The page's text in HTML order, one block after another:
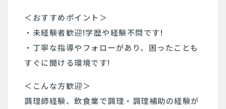
＜おすすめポイント＞
・未経験者歓迎!学歴や経験不問です!
・丁寧な指導やフォローがあり、困ったことも
すぐに聞ける環境です!
＜こんな方歓迎＞
調理師経験、飲食業で調理・調理補助の経験が